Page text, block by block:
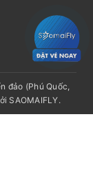
đảo (Phú Quốc,
SAOMAIFLY.